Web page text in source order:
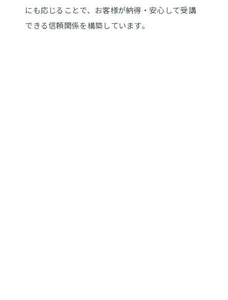
にも応じることで、お客様が納得・安心して受講
できる信頼関係を構築しています。